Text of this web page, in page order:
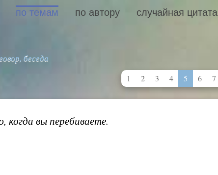
по темам по автору случайная цитата
беседа
1 2 3 4 5 6 7
когда вы перебиваете.